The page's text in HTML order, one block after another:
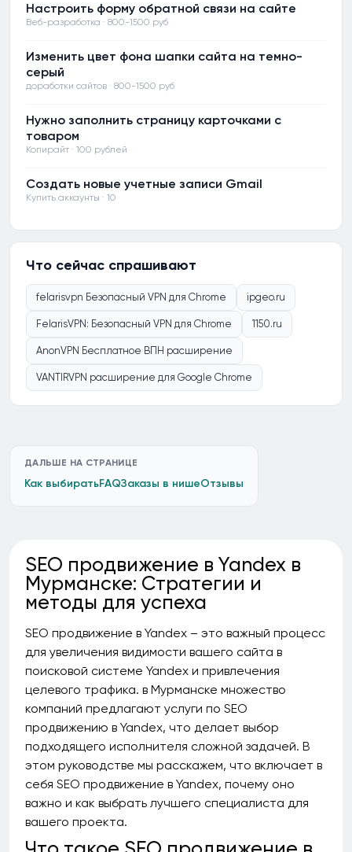
Настроить форму обратной связи на сайте
Веб-разработка · 800-1500 руб
Изменить цвет фона шапки сайта на темно-
серый
доработки сайтов · 800-1500 руб
Нужно заполнить страницу карточками с
товаром
Копирайт · 100 рублей
Создать новые учетные записи Gmail
Купить аккаунты · 10
Что сейчас спрашивают
felarisvpn Безопасный VPN для Chrome ipgeo.ru
FelarisVPN: Безопасный VPN для Chrome 1150.ru
AnonVPN Бесплатное ВПН расширение
VANTIRVPN расширение для Google Chrome
ДАЛЬШЕ НА СТРАНИЦЕ
Как выбиратьFAQЗаказы в нишеОтзывы
SEO продвижение в Yandex в
Мурманске: Стратегии и
методы для успеха
SEO продвижение в Yandex – это важный процесс
для увеличения видимости вашего сайта в
поисковой системе Yandex и привлечения
целевого трафика. в Мурманске множество
компаний предлагают услуги по SEO
продвижению в Yandex, что делает выбор
подходящего исполнителя сложной задачей. В
этом руководстве мы расскажем, что включает в
себя SEO продвижение в Yandex, почему оно
важно и как выбрать лучшего специалиста для
вашего проекта.